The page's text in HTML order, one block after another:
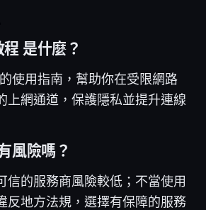
是什麼？
使用指南，幫助你在受限網路
上網通道，保護隱私並提升連線
風險嗎？
信的服務商風險較低；不當使用
反地方法規，選擇有保障的服務